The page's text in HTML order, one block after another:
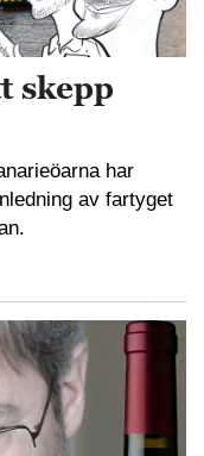
skepp
har
av fartyget